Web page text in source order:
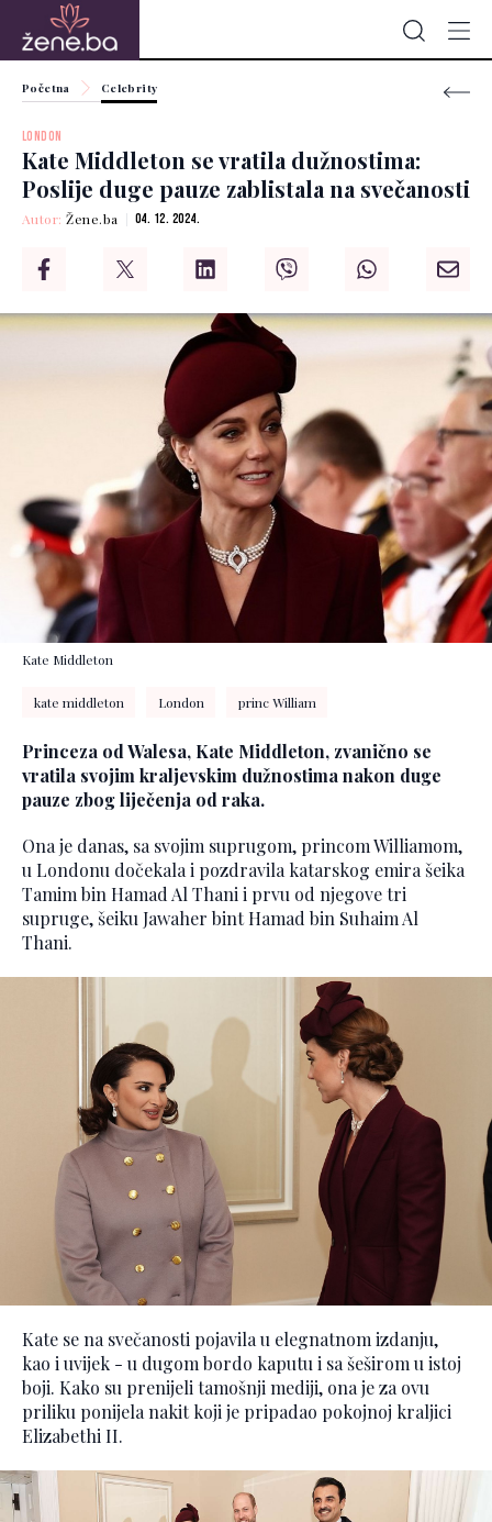
Početna Celebrity
LONDON
Kate Middleton se vratila dužnostima:
Poslije duge pauze zablistala na svečanosti
Autor:Žene.ba 04. 12. 2024.
Kate Middleton
kate middleton London princ William
Princeza od Walesa, Kate Middleton, zvanično se
vratila svojim kraljevskim dužnostima nakon duge
pauze zbog liječenja od raka.
Ona je danas, sa svojim suprugom, princom Williamom,
u Londonu dočekala i pozdravila katarskog emira šeika
Tamim bin Hamad Al Thani i prvu od njegove tri
supruge, šeiku Jawaher bint Hamad bin Suhaim Al
Thani.
Kate se na svečanosti pojavila u elegnatnom izdanju,
kao i uvijek - u dugom bordo kaputu i sa šeširom u istoj
boji. Kako su prenijeli tamošnji mediji, ona je za ovu
priliku ponijela nakit koji je pripadao pokojnoj kraljici
Elizabethi II.